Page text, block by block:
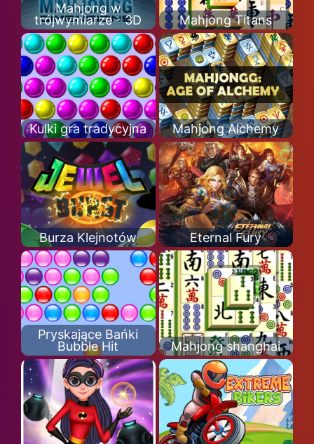
Mahjong w
trójwymiarze - 3D
Mahjong Titans
Kulki gra tradycyjna Mahjong Alchemy
Burza Klejnotów Eternal Fury
Pryskające Bańki
Bubble Hit
Mahjong shanghai